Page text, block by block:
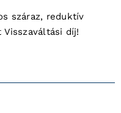
száraz, reduktív
díj!